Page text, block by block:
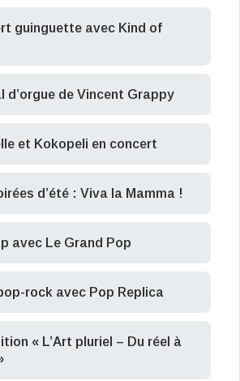
guinguette avec Kind of
d’orgue de Vincent Grappy
et Kokopeli en concert
d’été : Viva la Mamma !
avec Le Grand Pop
rock avec Pop Replica
« L’Art pluriel – Du réel à